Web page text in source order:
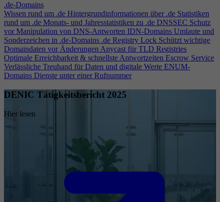
.de-Domains
Wissen rund um .de Hintergrundinformationen über .de Statistiken
rund um .de Monats- und Jahresstatistiken zu .de DNSSEC Schutz
vor Manipulation von DNS-Antworten IDN-Domains Umlaute und
Sonderzeichen in .de-Domains .de Registry Lock Schützt wichtige
Domaindaten vor ÄnderungenAnycast für TLD Registries
Optimale Erreichbarkeit & schnellste Antwortzeiten Escrow Service
Verlässliche Treuhand für Daten und digitale Werte ENUM-
Domains Dienste unter einer Rufnummer
DENIC Tätigkeitsbericht 2025
Hier lesen